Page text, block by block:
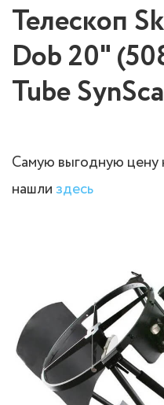
Телескоп
Dob 20"
Tube
Самую выгодную цену
нашлиздесь